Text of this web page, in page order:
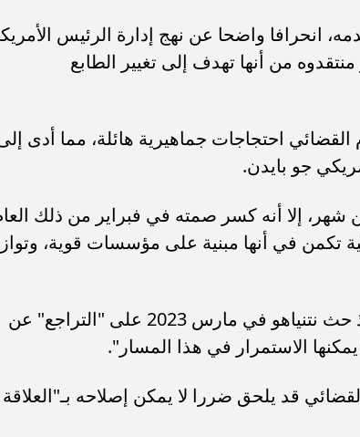
انحرافا واضحا عن نهج إدارة الرئيس
من أنها تهدف إلى تغيير الطابع
النظام القضائي احتجاجات جماهيرية هائلة، مما أدى
جو بايدن.
شهر، إلا أنه كسر صمته في فبراير من ذلك
تكمن في أنها مبنية على مؤسسات قوية،
وفي الأشهر التالية، أصبح انتقاده أكثر وضوحا، إذ حث نتنياهو في مارس 2023 على "التراجع" عن
الاستمرار في هذا المسار".
قد يلحق ضررا لا يمكن إصلاحه بـ"العلاقة